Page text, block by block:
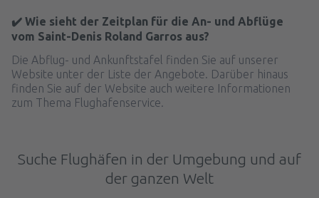
✔️ Wie sieht der Zeitplan für die An- und Abflüge
vom Saint-Denis Roland Garros aus?
Die Abflug- und Ankunftstafel finden Sie auf unserer
Website unter der Liste der Angebote. Darüber hinaus
finden Sie auf der Website auch weitere Informationen
zum Thema Flughafenservice.
Suche Flughäfen in der Umgebung und auf
der ganzen Welt